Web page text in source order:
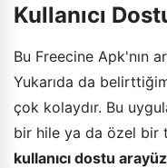
Kullanıcı
Bu Freecine Apk'nın
Yukarıda da
çok kolaydır. Bu
bir hile ya da özel bir
kullanıcı dostu arayüz